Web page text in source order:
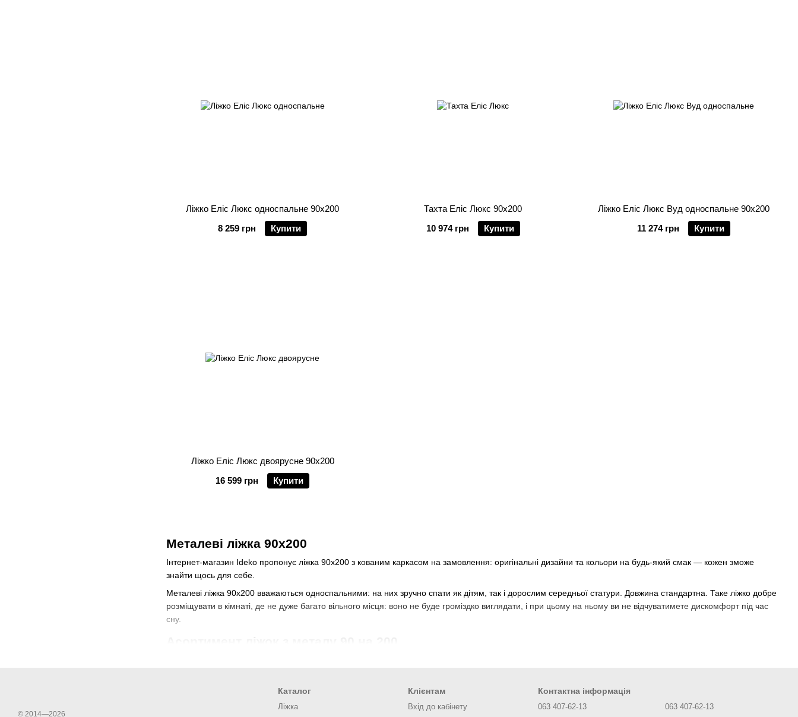
Металеві ліжка 90x200
Інтернет-магазин Ideko пропонує ліжка 90x200 з кованим каркасом на замовлення: оригінальні дизайни та кольори на будь-який смак — кожен зможе
знайти щось для себе.
Металеві ліжка 90x200 вважаються односпальними: на них зручно спати як дітям, так і дорослим середньої статури. Довжина стандартна. Таке ліжко добре
розміщувати в кімнаті, де не дуже багато вільного місця: воно не буде громіздко виглядати, і при цьому на ньому ви не відчуватимете дискомфорт під час
сну.
Ліжко Еліс Люкс односпальне 90х200
8 259 грн
Купити
Тахта Еліс Люкс 90х200
10 974 грн
Купити
Ліжко Еліс Люкс Вуд односпальне 90х200
11 274 грн
Купити
Ліжко Еліс Люкс двоярусне 90х200
16 599 грн
Купити
© 2014—2026
Каталог
Ліжка
Клієнтам
Вхід до кабінету
Контактна інформація
063 407-62-13 063 407-62-13